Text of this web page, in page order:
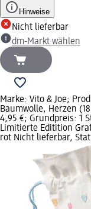
Hinweise
Nicht lieferbar
dm-Markt wählen
Marke: Vito & Joe;
Baumwolle, Herzen
4,95 €; Grundpreis: 1
Limitierte Editition
rot Nicht lieferbar,